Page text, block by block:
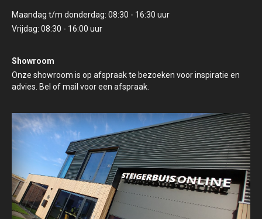
Maandag t/m donderdag: 08:30 - 16:30 uur
Vrijdag: 08:30 - 16:00 uur
Showroom
Onze showroom is op afspraak te bezoeken voor inspiratie en
advies. Bel of mail voor een afspraak.